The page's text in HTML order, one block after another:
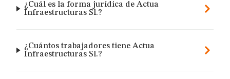
¿Cuál es la forma jurídica de Actua
Infraestructuras Sl.?
¿Cuántos trabajadores tiene Actua
Infraestructuras Sl.?